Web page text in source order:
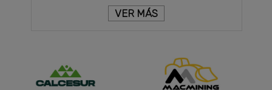
VER MÁS